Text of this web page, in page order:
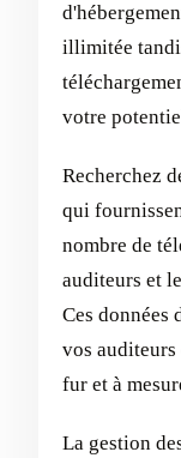
illimitée
votre
Recherchez
qui
nombre de
auditeurs et
Ces données
vos
fur et à
La gestion